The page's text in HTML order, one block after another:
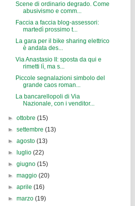
Scene di ordinario degrado. Come
abusivismo e comm...
Faccia a faccia blog-assessori:
martedì prossimo t...
La gara per il bike sharing elettrico
è andata des...
Via Anastasio II: sposta da qui e
rimetti lì, ma s...
Piccole segnalazioni simbolo del
grande caos roman...
La bancarellopoli di Via
Nazionale, con i venditor...
►ottobre(15)
►settembre(13)
►agosto(13)
►
luglio(22)
►giugno(15)
►maggio(20)
►aprile(16)
►marzo(19)